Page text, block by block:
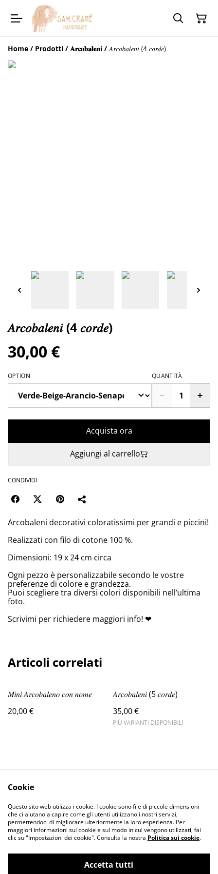
Home / Prodotti / 𝐀𝐫𝐜𝐨𝐛𝐚𝐥𝐞𝐧𝐢 / 𝐴𝑟𝑐𝑜𝑏𝑎𝑙𝑒𝑛𝑖 (4 𝑐𝑜𝑟𝑑𝑒)
𝐴𝑟𝑐𝑜𝑏𝑎𝑙𝑒𝑛𝑖 (4 𝑐𝑜𝑟𝑑𝑒)
30,00 €
OPTION QUANTITÀ
Acquista ora
Aggiungi al carrello
CONDIVIDI
Arcobaleni decorativi coloratissimi per grandi e piccini!
Realizzati con filo di cotone 100 %.
Dimensioni: 19 x 24 cm circa
Ogni pezzo è personalizzabile secondo le vostre
preferenze di colore e grandezza.
Puoi scegliere tra diversi colori disponibili nell’ultima
foto.
Scrivimi per richiedere maggiori info! ❤
Articoli correlati
𝑀𝑖𝑛𝑖 𝐴𝑟𝑐𝑜𝑏𝑎𝑙𝑒𝑛𝑜 𝑐𝑜𝑛 𝑛𝑜𝑚𝑒
20,00 €
𝐴𝑟𝑐𝑜𝑏𝑎𝑙𝑒𝑛𝑖 (5 𝑐𝑜𝑟𝑑𝑒)
35,00 €
PIÙ VARIANTI DISPONIBILI
Contact Us
Legal Terms
Privacy Policy
Cookie Policy
Cookie
Questo sito web utilizza i cookie. I cookie sono file di piccole dimensioni
che ci aiutano a capire come gli utenti utilizzano i nostri servizi,
permettendoci di migliorare ulteriormente la loro esperienza. Per
maggiori informazioni sui cookie e sul modo in cui vengono utilizzati, fai
clic su "Impostazioni dei cookie". Consulta la nostra Politica sui cookie.
Accetta tutti